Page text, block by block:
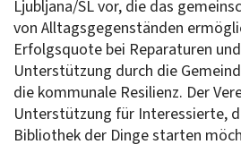
Ljubljana/SL vor, die das
von Alltagsgegenständen
Erfolgsquote bei Reparaturen
Unterstützung durch die
die kommunale Resilienz. Der
Unterstützung für Interessierte,
Bibliothek der Dinge starten